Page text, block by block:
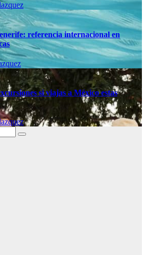
referencia internacional en
si viajas a México estas